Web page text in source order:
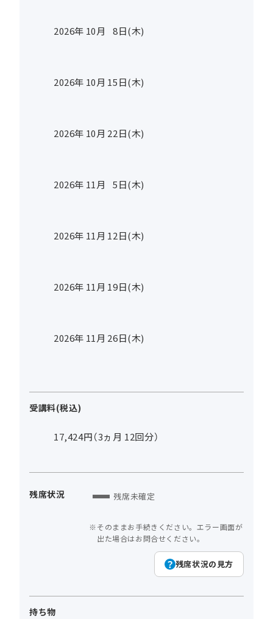
2026年 10月 8日(木)
2026年 10月 15日(木)
2026年 10月 22日(木)
2026年 11月 5日(木)
2026年 11月 12日(木)
2026年 11月 19日(木)
2026年 11月 26日(木)
受講料(税込)
17,424円（3ヵ月 12回分）
残席状況 残席未確定
そのままお手続きください。エラー画面が
出た場合はお問合せください。
残席状況の見方
持ち物